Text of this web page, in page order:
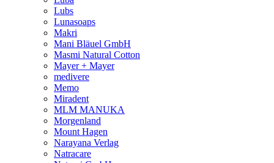
Lubs
Lunasoaps
Makri
Mani Bläuel GmbH
Masmi Natural Cotton
Mayer + Mayer
medivere
Memo
Miradent
MLM MANUKA
Morgenland
Mount Hagen
Narayana Verlag
Natracare